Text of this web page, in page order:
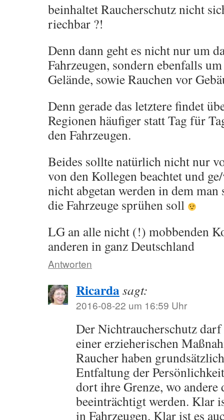
beinhaltet Raucherschutz nicht
riechbar ?!
Denn dann geht es nicht nur um
Fahrzeugen, sondern ebenfalls
Gelände, sowie Rauchen vor
Denn gerade das letztere findet
Regionen häufiger statt Tag für
den Fahrzeugen.
Beides sollte natürlich nicht nur
von den Kollegen beachtet und
nicht abgetan werden in dem
die Fahrzeuge sprühen soll
LG an alle nicht (!) mobbenden
anderen in ganz Deutschland
Antworten
Ricardasagt:
2016-08-22 um 16:59 Uhr
Der Nichtraucherschutz
einer erzieherischen
Raucher haben
Entfaltung der
dort ihre Grenze, wo andere
beeinträchtigt werden. Klar
in Fahrzeugen. Klar ist es